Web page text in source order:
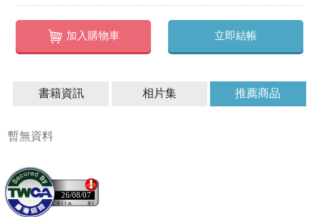
加入購物車 立即結帳
書籍資訊 相片集 推薦商品
暫無資料
26/08/07